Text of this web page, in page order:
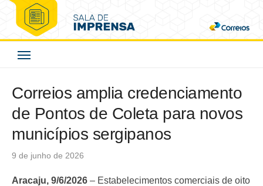
Skip
content
Correios - Sala de
Correios amplia credenciamento
de Pontos de Coleta para novos
municípios sergipanos
Posted
9 de junho de 2026
Aracaju, 9/6/2026 – Estabelecimentos comerciais de oito